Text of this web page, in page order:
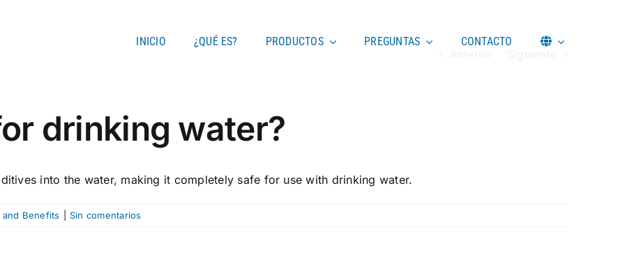
INICIO ¿QUÉ ES? PRODUCTOS PREGUNTAS CONTACTO
Anterior Siguiente
drinking water?
into the water, making it completely safe for use with drinking water.
and Benefits Sin comentarios